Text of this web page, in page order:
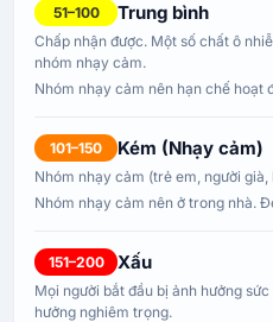
51–100 Trung bình
Chấp nhận được. Một số chất ô
nhóm nhạy cảm.
Nhóm nhạy cảm nên hạn chế hoạt
101–150 Kém (Nhạy cảm)
Nhóm nhạy cảm (trẻ em, người
Nhóm nhạy cảm nên ở trong nhà.
151–200 Xấu
Mọi người bắt đầu bị ảnh hưởng
hưởng nghiêm trọng.